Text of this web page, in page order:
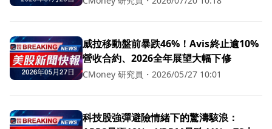
威拉移動盤前暴跌46%！Avis終止逾10%
營收合約、2026全年展望大幅下修
CMoney 研究員 ・ 2026/05/27 10:01
科技股強彈避險情緒下的驚濤駭浪：